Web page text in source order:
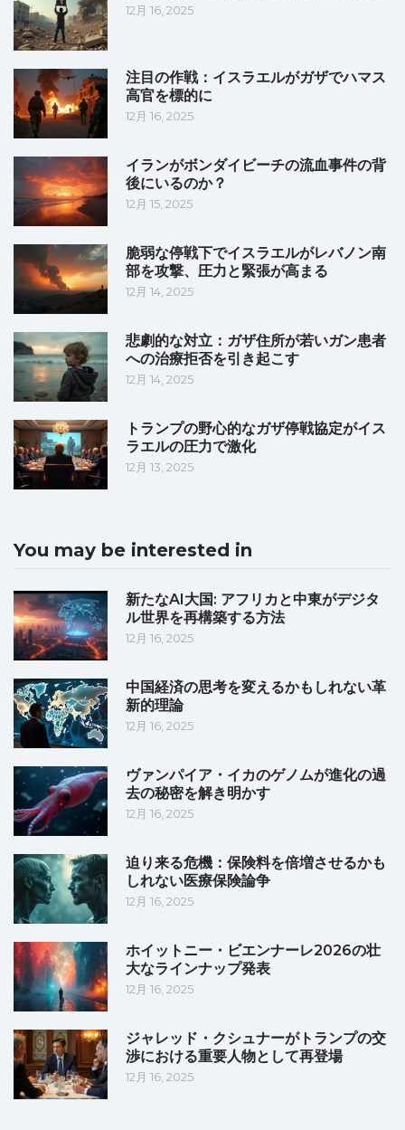
12月 16, 2025
注目の作戦：イスラエルがガザでハマス
高官を標的に
12月 16, 2025
イランがボンダイビーチの流血事件の背
後にいるのか？
12月 15, 2025
脆弱な停戦下でイスラエルがレバノン南
部を攻撃、圧力と緊張が高まる
12月 14, 2025
悲劇的な対立：ガザ住所が若いガン患者
への治療拒否を引き起こす
12月 14, 2025
トランプの野心的なガザ停戦協定がイス
ラエルの圧力で激化
12月 13, 2025
You may be interested in
新たなAI大国: アフリカと中東がデジタ
ル世界を再構築する方法
12月 16, 2025
中国経済の思考を変えるかもしれない革
新的理論
12月 16, 2025
ヴァンパイア・イカのゲノムが進化の過
去の秘密を解き明かす
12月 16, 2025
迫り来る危機：保険料を倍増させるかも
しれない医療保険論争
12月 16, 2025
ホイットニー・ビエンナーレ2026の壮
大なラインナップ発表
12月 16, 2025
ジャレッド・クシュナーがトランプの交
渉における重要人物として再登場
12月 16, 2025